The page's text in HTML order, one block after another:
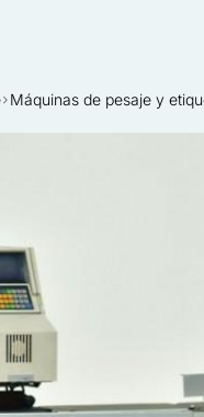
Máquinas de pesaje y